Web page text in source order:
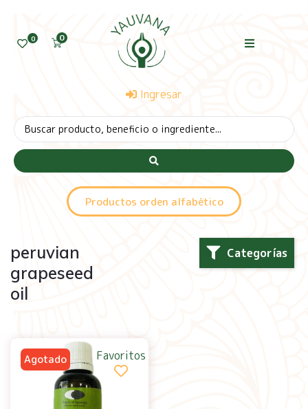
0 0
Ingresar
Productos orden alfabético
Categorías
peruvian
grapeseed
oil
Favoritos